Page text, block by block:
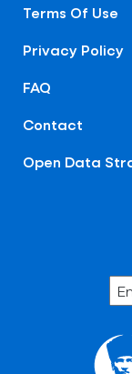
Terms Of Use
Privacy Policy
FAQ
Contact
Open Data